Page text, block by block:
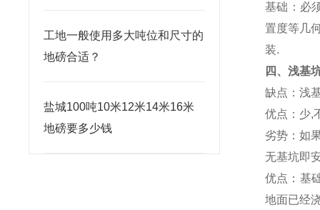
工地一般使用多大吨位和尺寸的
地磅合适？
盐城100吨10米12米14米16米
地磅要多少钱
基础：必
置度等几
装.
四、浅基
缺点：浅
优点：少,
劣势：如
无基坑即
优点：基
地面已经